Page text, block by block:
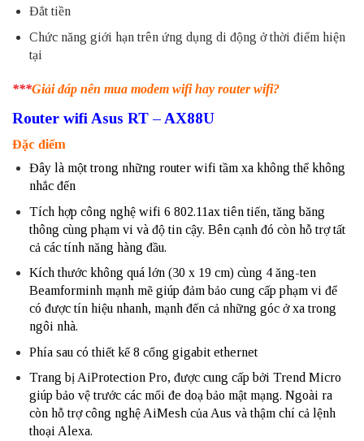
Đắt tiền
Chức năng giới hạn trên ứng dụng di động ở thời điểm hiện
tại
***Giải đáp nên mua modem wifi hay router wifi?
Router wifi Asus RT – AX88U
Đặc điểm
Đây là một trong những router wifi tầm xa không thể không
nhắc đến
Tích hợp công nghệ wifi 6 802.11ax tiên tiến, tăng băng
thông cùng phạm vi và độ tin cậy. Bên cạnh đó còn hỗ trợ tất
cả các tính năng hàng đầu.
Kích thước không quá lớn (30 x 19 cm) cùng 4 ăng-ten
Beamforminh mạnh mẽ giúp đảm bảo cung cấp phạm vi để
có được tín hiệu nhanh, mạnh đến cả những góc ở xa trong
ngôi nhà.
Phía sau có thiết kế 8 cổng gigabit ethernet
Trang bị AiProtection Pro, được cung cấp bởi Trend Micro
giúp bảo vệ trước các mối đe doạ bảo mật mạng. Ngoài ra
còn hỗ trợ công nghệ AiMesh của Aus và thậm chí cả lệnh
thoại Alexa.